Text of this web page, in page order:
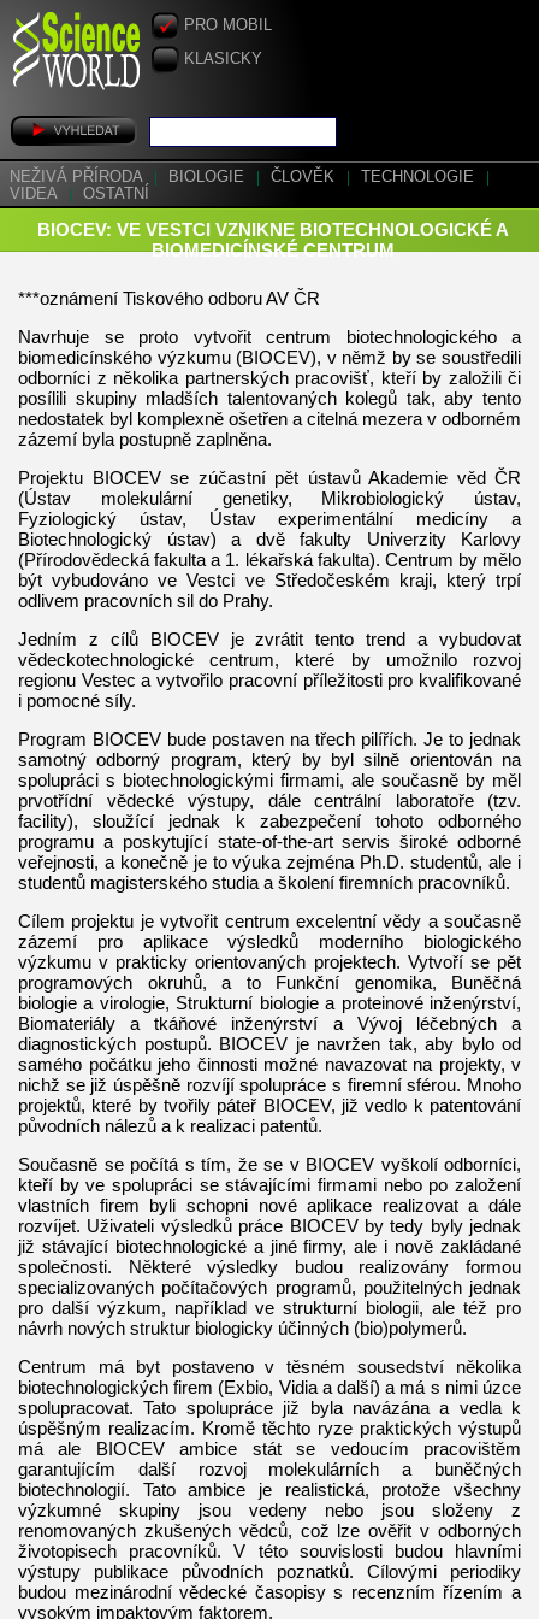
PRO MOBIL
KLASICKY
NEŽIVÁ PŘÍRODA BIOLOGIE ČLOVĚK TECHNOLOGIE
VIDEA
OSTATNÍ
BIOCEV: VE VESTCI VZNIKNE BIOTECHNOLOGICKÉ A
BIOMEDICÍNSKÉ CENTRUM
***oznámení Tiskového odboru AV ČR
Navrhuje se proto vytvořit centrum biotechnologického a
biomedicínského výzkumu (BIOCEV), v němž by se soustředili
odborníci z několika partnerských pracovišť, kteří by založili či
posílili skupiny mladších talentovaných kolegů tak, aby tento
nedostatek byl komplexně ošetřen a citelná mezera v odborném
zázemí byla postupně zaplněna.
Projektu BIOCEV se zúčastní pět ústavů Akademie věd ČR
(Ústav molekulární genetiky, Mikrobiologický ústav,
Fyziologický ústav, Ústav experimentální medicíny a
Biotechnologický ústav) a dvě fakulty Univerzity Karlovy
(Přírodovědecká fakulta a 1. lékařská fakulta). Centrum by mělo
být vybudováno ve Vestci ve Středočeském kraji, který trpí
odlivem pracovních sil do Prahy.
Jedním z cílů BIOCEV je zvrátit tento trend a vybudovat
vědeckotechnologické centrum, které by umožnilo rozvoj
regionu Vestec a vytvořilo pracovní příležitosti pro kvalifikované
i pomocné síly.
Program BIOCEV bude postaven na třech pilířích. Je to jednak
samotný odborný program, který by byl silně orientován na
spolupráci s biotechnologickými firmami, ale současně by měl
prvotřídní vědecké výstupy, dále centrální laboratoře (tzv.
facility), sloužící jednak k zabezpečení tohoto odborného
programu a poskytující state-of-the-art servis široké odborné
veřejnosti, a konečně je to výuka zejména Ph.D. studentů, ale i
studentů magisterského studia a školení firemních pracovníků.
Cílem projektu je vytvořit centrum excelentní vědy a současně
zázemí pro aplikace výsledků moderního biologického
výzkumu v prakticky orientovaných projektech. Vytvoří se pět
programových okruhů, a to Funkční genomika, Buněčná
biologie a virologie, Strukturní biologie a proteinové inženýrství,
Biomateriály a tkáňové inženýrství a Vývoj léčebných a
diagnostických postupů. BIOCEV je navržen tak, aby bylo od
samého počátku jeho činnosti možné navazovat na projekty, v
nichž se již úspěšně rozvíjí spolupráce s firemní sférou. Mnoho
projektů, které by tvořily páteř BIOCEV, již vedlo k patentování
původních nálezů a k realizaci patentů.
Současně se počítá s tím, že se v BIOCEV vyškolí odborníci,
kteří by ve spolupráci se stávajícími firmami nebo po založení
vlastních firem byli schopni nové aplikace realizovat a dále
rozvíjet. Uživateli výsledků práce BIOCEV by tedy byly jednak
již stávající biotechnologické a jiné firmy, ale i nově zakládané
společnosti. Některé výsledky budou realizovány formou
specializovaných počítačových programů, použitelných jednak
pro další výzkum, například ve strukturní biologii, ale též pro
návrh nových struktur biologicky účinných (bio)polymerů.
Centrum má byt postaveno v těsném sousedství několika
biotechnologických firem (Exbio, Vidia a další) a má s nimi úzce
spolupracovat. Tato spolupráce již byla navázána a vedla k
úspěšným realizacím. Kromě těchto ryze praktických výstupů
má ale BIOCEV ambice stát se vedoucím pracovištěm
garantujícím další rozvoj molekulárních a buněčných
biotechnologií. Tato ambice je realistická, protože všechny
výzkumné skupiny jsou vedeny nebo jsou složeny z
renomovaných zkušených vědců, což lze ověřit v odborných
životopisech pracovníků. V této souvislosti budou hlavními
výstupy publikace původních poznatků. Cílovými periodiky
budou mezinárodní vědecké časopisy s recenzním řízením a
vysokým impaktovým faktorem.